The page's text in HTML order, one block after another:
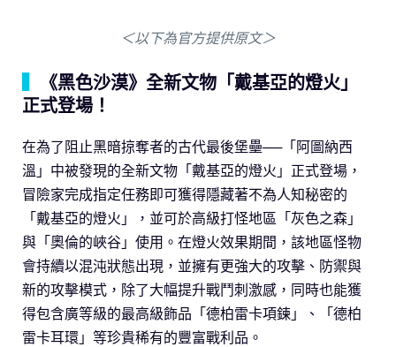
＜以下為官方提供原文＞
《黑色沙漠》全新文物「戴基亞的燈火」
正式登場！
在為了阻止黑暗掠奪者的古代最後堡壘­­──「阿圖納西
溫」中被發現的全新文物「戴基亞的燈火」正式登場，
冒險家完成指定任務即可獲得隱藏著不為人知秘密的
「戴基亞的燈火」，並可於高級打怪地區「灰色之森」
與「奧倫的峽谷」使用。在燈火效果期間，該地區怪物
會持續以混沌狀態出現，並擁有更強大的攻擊、防禦與
新的攻擊模式，除了大幅提升戰鬥刺激感，同時也能獲
得包含廣等級的最高級飾品「德柏雷卡項鍊」、「德柏
雷卡耳環」等珍貴稀有的豐富戰利品。